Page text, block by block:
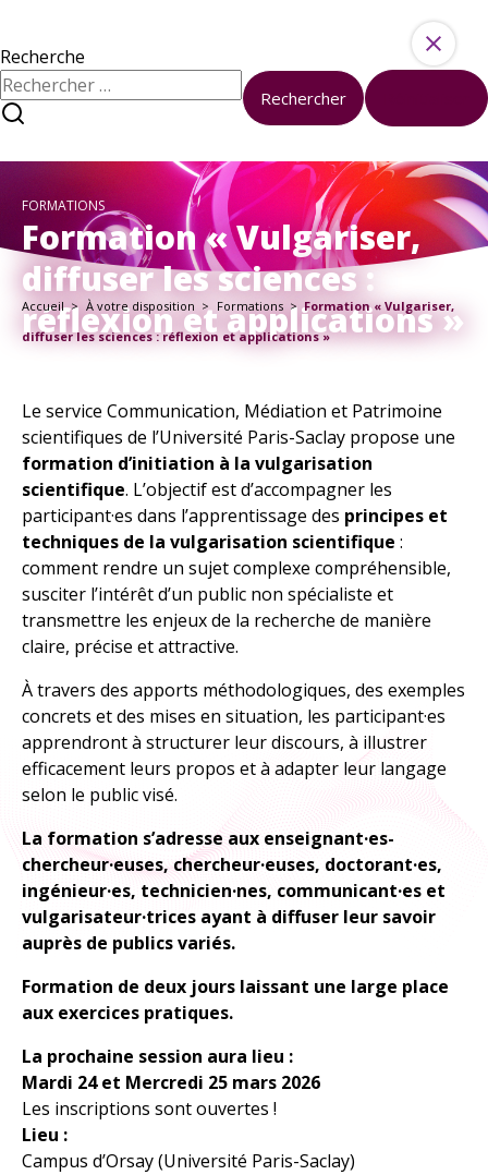
À propos
Sciences et société à l’université
À votre disposition
Formations
Boîte à outils
Kits pédagogiques
En ce moment
Nos Actualités
À explorer
TOUTES LES RESSOURCES
TOUTES LES ACTIVITÉS
Recherche
Rechercher :
Rechercher
FORMATIONS
Formation « Vulgariser,
diffuser les sciences :
réflexion et applications »
Accueil À votre disposition Formations
Formation « Vulgariser,
diffuser les sciences : réflexion et applications »
Le service Communication, Médiation et Patrimoine
scientifiques de l’Université Paris-Saclay propose une
formation d’initiation à la vulgarisation
scientifique. L’objectif est d’accompagner les
participant·es dans l’apprentissage des principes et
techniques de la vulgarisation scientifique :
comment rendre un sujet complexe compréhensible,
susciter l’intérêt d’un public non spécialiste et
transmettre les enjeux de la recherche de manière
claire, précise et attractive.
À travers des apports méthodologiques, des exemples
concrets et des mises en situation, les participant·es
apprendront à structurer leur discours, à illustrer
efficacement leurs propos et à adapter leur langage
selon le public visé.
La formation s’adresse aux enseignant·es-
chercheur·euses, chercheur·euses, doctorant·es,
ingénieur·es, technicien·nes, communicant·es et
vulgarisateur·trices ayant à diffuser leur savoir
auprès de publics variés.
Formation de deux jours laissant une large place
aux exercices pratiques.
La prochaine session aura lieu :
Mardi 24 et Mercredi 25 mars 2026
Les inscriptions sont ouvertes !
Lieu :
Campus d’Orsay (Université Paris-Saclay)